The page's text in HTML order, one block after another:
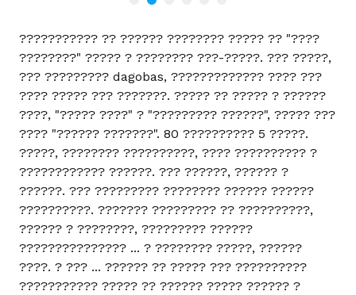
??????????? ?? ?????? ???????? ????? ?? "????
????????" ????? ? ???????? ???-?????. ??? ?????,
??? ????????? dagobas, ????????????? ???? ???
???? ????? ??? ???????. ????? ?? ????? ? ??????
????, "????? ????" ? "????????? ??????", ????? ???
???? "?????? ???????". 80 ?????????? 5 ?????.
?????, ???????? ??????????, ???? ?????????? ?
???????????? ??????. ??? ??????, ?????? ?
??????. ??? ????????? ???????? ?????? ??????
??????????. ??????? ????????? ?? ??????????,
?????? ? ????????, ????????? ??????
??????????????? ... ? ???????? ?????, ??????
????. ? ??? ... ?????? ?? ????? ??? ??????????
??????????? ????? ?? ?????? ????? ?????? ?